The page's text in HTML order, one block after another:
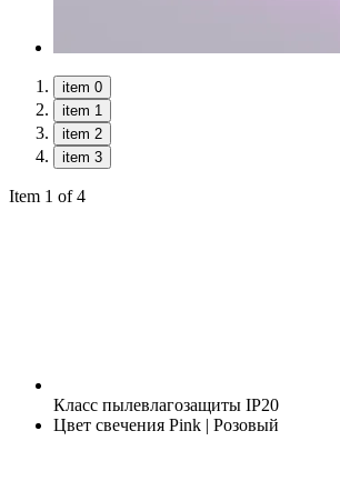
item 0
item 1
item 2
item 3
Item 1 of 4
Класс пылевлагозащиты IP20
Цвет свечения Pink | Розовый